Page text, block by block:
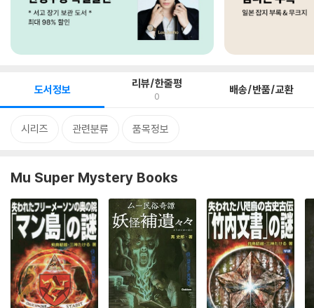
도서정보 리뷰/한줄평
0 배송/반품/교환
시리즈 관련분류 품목정보
Mu Super Mystery Books